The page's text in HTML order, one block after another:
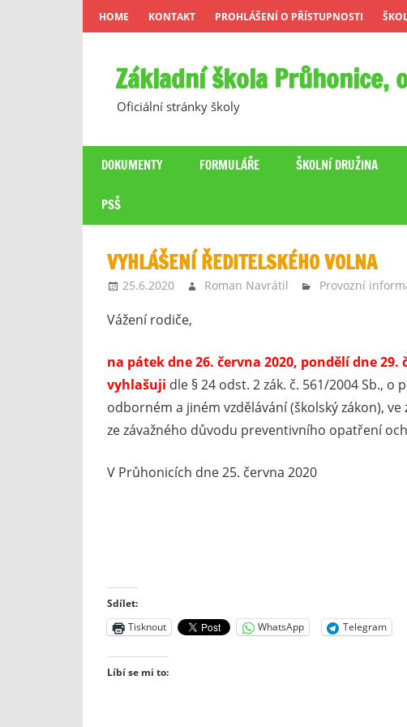
Skip
to
HOME KONTAKT PROHLÁŠENÍ O PŘÍSTUPNOSTI
Základní škola Průhonice,
Oficiální stránky školy
DOKUMENTY FORMULÁŘE ŠKOLNÍ DRUŽINA
PSŠ
VYHLÁŠENÍ ŘEDITELSKÉHO VOLNA
25.6.2020 Roman Navrátil Provozní
Vážení rodiče,
na pátek dne 26. června 2020, pondělí dne 29.
vyhlašuji dle § 24 odst. 2 zák. č. 561/2004 Sb.,
odborném a jiném vzdělávání (školský zákon),
ze závažného důvodu preventivního opatření
V Průhonicích dne 25. června 2020
Sdílet:
Tisknout
WhatsApp Telegram
Líbí se mi to: